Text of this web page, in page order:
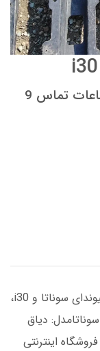
لطفا تماس بگیرید 09121890859 ساعات تماس 9
برای خرید دیاق سپر عقب برای خودروهای هیوندای سوناتا و i30،
دیاق
اینترنتی